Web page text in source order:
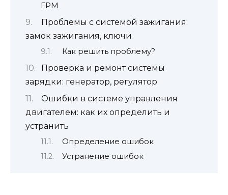
ГРМ
Проблемы с системой зажигания:
замок зажигания, ключи
Как решить проблему?
Проверка и ремонт системы
зарядки: генератор, регулятор
Ошибки в системе управления
двигателем: как их определить и
устранить
Определение ошибок
Устранение ошибок